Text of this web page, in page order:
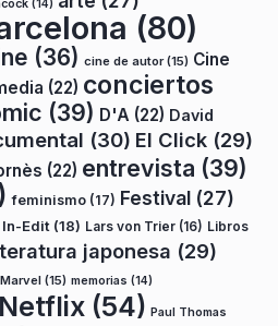
(14)
(80)
(36) cine de autor(15) Cine
(22) conciertos
(39) D'A (22) David
(30) El Click (29)
(22) entrevista (39)
feminismo (17) Festival (27)
In-Edit (18) Lars von Trier (16) Libros
japonesa (29)
Marvel (15) memorias (14)
Netflix (54) Paul Thomas